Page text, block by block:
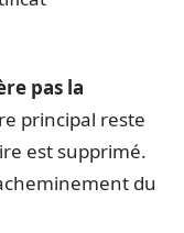
pas la
principal reste
est supprimé.
du